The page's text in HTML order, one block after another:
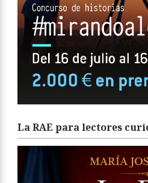
La RAE para lectores